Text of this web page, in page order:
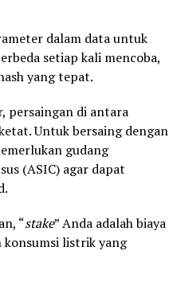
dalam data untuk
setiap kali mencoba,
yang tepat.
persaingan di antara
Untuk bersaing dengan
gudang
(ASIC) agar dapat
“stake” Anda adalah biaya
konsumsi listrik yang